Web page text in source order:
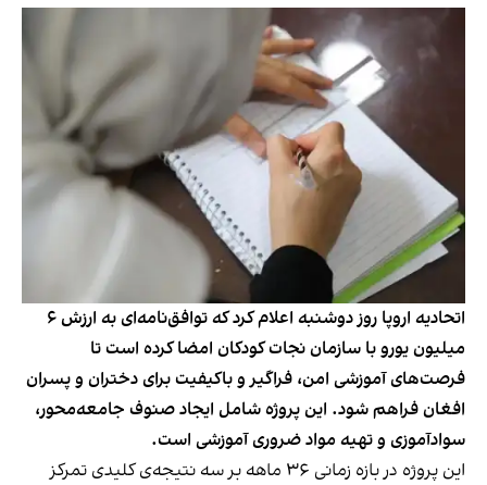
اتحادیه اروپا روز دوشنبه اعلام کرد که توافق‌نامه‌ای به ارزش ۶
میلیون یورو با سازمان نجات کودکان امضا کرده است تا
فرصت‌های آموزشی امن، فراگیر و باکیفیت برای دختران و پسران
افغان فراهم شود. این پروژه شامل ایجاد صنوف جامعه‌محور،
سوادآموزی و تهیه مواد ضروری آموزشی است.
این پروژه در بازه زمانی ۳۶ ماهه بر سه نتیجه‌ی کلیدی تمرکز